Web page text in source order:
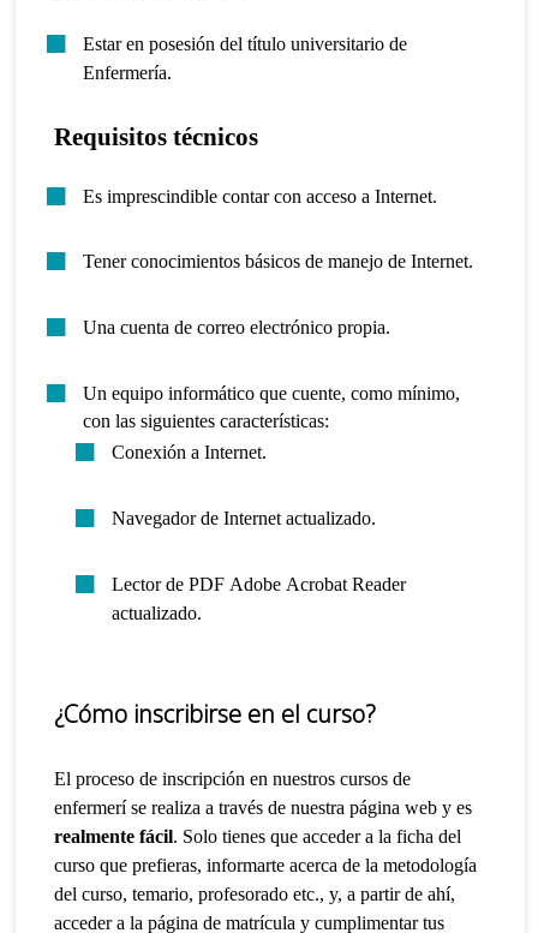
Estar en posesión del título universitario de
Enfermería.
Requisitos técnicos
Es imprescindible contar con acceso a Internet.
Tener conocimientos básicos de manejo de Internet.
Una cuenta de correo electrónico propia.
Un equipo informático que cuente, como mínimo,
con las siguientes características:
Conexión a Internet.
Navegador de Internet actualizado.
Lector de PDF Adobe Acrobat Reader
actualizado.
¿Cómo inscribirse en el curso?
El proceso de inscripción en nuestros cursos de
enfermerí se realiza a través de nuestra página web y es
realmente fácil. Solo tienes que acceder a la ficha del
curso que prefieras, informarte acerca de la metodología
del curso, temario, profesorado etc., y, a partir de ahí,
acceder a la página de matrícula y cumplimentar tus